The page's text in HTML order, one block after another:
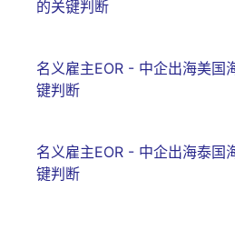
的关键判断
名义雇主EOR - 中企出海美国
键判断
名义雇主EOR - 中企出海泰国
键判断